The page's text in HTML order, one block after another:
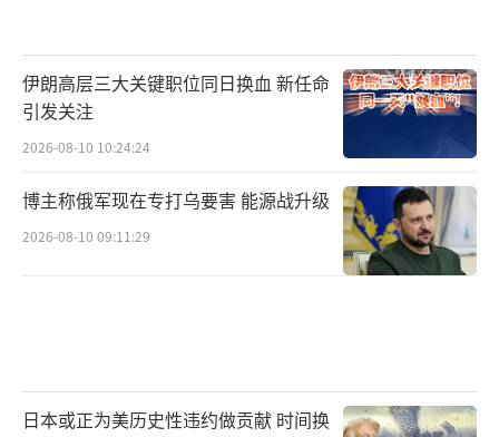
伊朗高层三大关键职位同日换血 新任命
引发关注
2026-08-10 10:24:24
博主称俄军现在专打乌要害 能源战升级
2026-08-10 09:11:29
日本或正为美历史性违约做贡献 时间换